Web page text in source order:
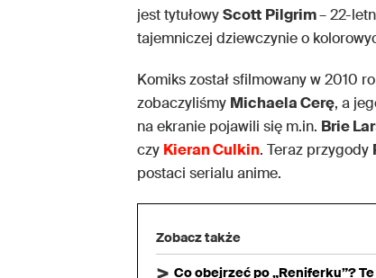
jest tytułowyScott Pilgrim– 22-
tajemniczej dziewczynie o
Komiks został sfilmowany w 2010
zobaczyliśmy Michaela Cerę, a
na ekranie pojawili się m.in. Brie
czy Kieran Culkin. Teraz przygody
postaci serialu anime.
Zobacz także
Co obejrzeć po „Reniferku”?